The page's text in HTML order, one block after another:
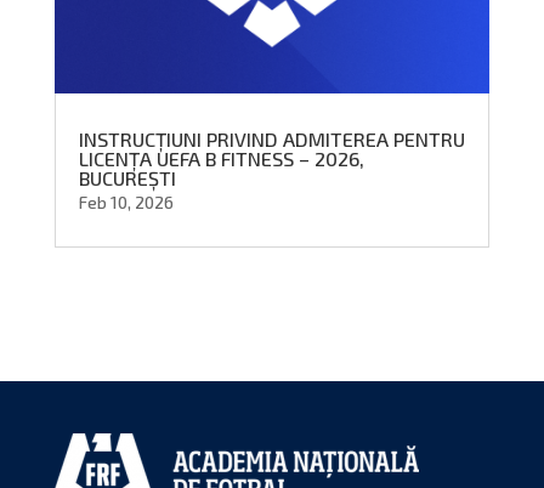
INSTRUCȚIUNI PRIVIND ADMITEREA PENTRU
LICENȚA UEFA B FITNESS – 2026,
BUCUREȘTI
Feb 10, 2026